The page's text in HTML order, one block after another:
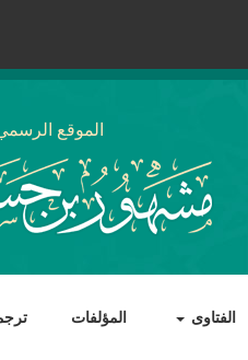
الموقع
الفتاوى المؤلفات